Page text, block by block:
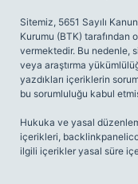
Sitemiz, 5651 Sayılı
Kurumu (BTK) tarafından
vermektedir. Bu nedenle,
veya araştırma
yazdıkları içeriklerin
bu sorumluluğu kabul
Hukuka ve yasal
içerikleri,
ilgili içerikler yasal süre